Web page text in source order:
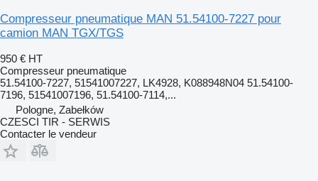
Compresseur pneumatique MAN 51.54100-7227 pour
camion MAN TGX/TGS
950 € HT
Compresseur pneumatique
51.54100-7227, 51541007227, LK4928, K088948N04 51.54100-
7196, 51541007196, 51.54100-7114,...
Pologne, Zabełków
CZESCI TIR - SERWIS
Contacter le vendeur